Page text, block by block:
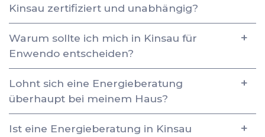
Kinsau zertifiziert und unabhängig?
Warum sollte ich mich in Kinsau für
Enwendo entscheiden?
Lohnt sich eine Energieberatung
überhaupt bei meinem Haus?
Ist eine Energieberatung in Kinsau